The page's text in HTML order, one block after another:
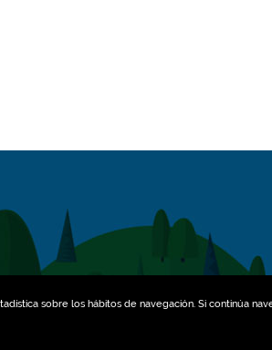
sobre los hábitos de navegación. Si continúa